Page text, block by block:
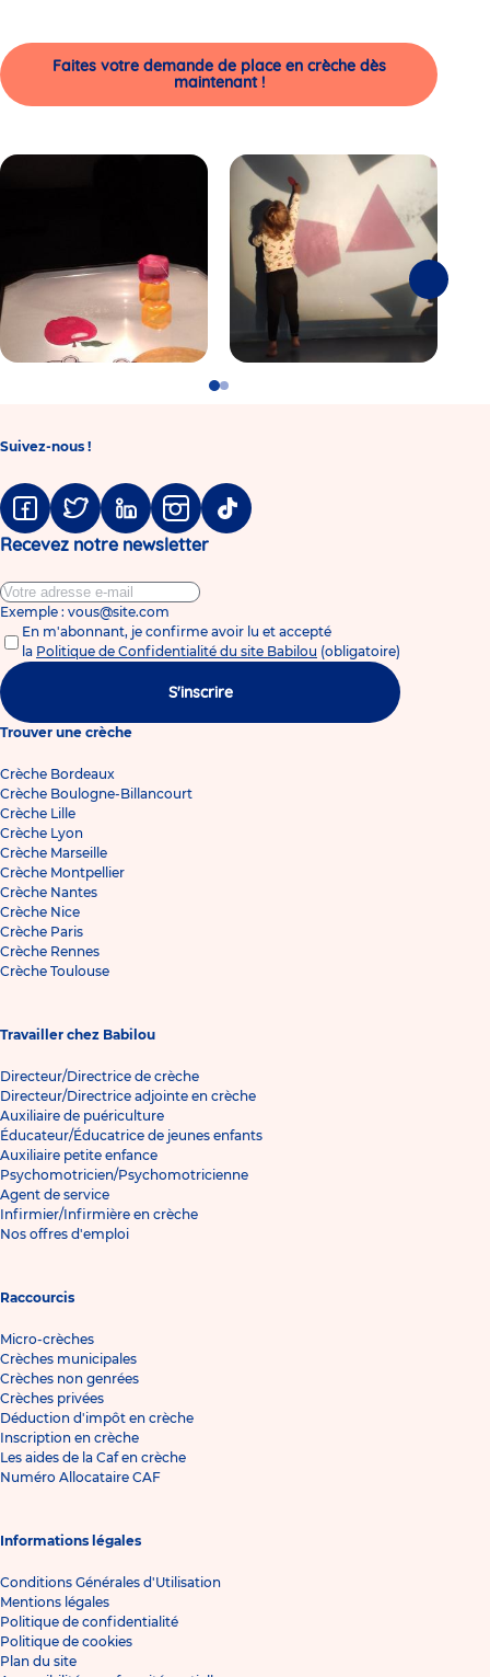
Faites votre demande de place en crèche dès
maintenant !
GoGo
Suivez-nous !
FacebookTwitter LinkedinInstagramTiktok
Recevez notre newsletter
Exemple : vous@site.com
En m'abonnant, je confirme avoir lu et accepté
la Politique de Confidentialité du site Babilou (obligatoire)
S'inscrire
Trouver une crèche
Crèche Bordeaux
Crèche Boulogne-Billancourt
Crèche Lille
Crèche Lyon
Crèche Marseille
Crèche Montpellier
Crèche Nantes
Crèche Nice
Crèche Paris
Crèche Rennes
Crèche Toulouse
Travailler chez Babilou
Directeur/Directrice de crèche
Directeur/Directrice adjointe en crèche
Auxiliaire de puériculture
Éducateur/Éducatrice de jeunes enfants
Auxiliaire petite enfance
Psychomotricien/Psychomotricienne
Agent de service
Infirmier/Infirmière en crèche
Nos offres d'emploi
Raccourcis
Micro-crèches
Crèches municipales
Crèches non genrées
Crèches privées
Déduction d'impôt en crèche
Inscription en crèche
Les aides de la Caf en crèche
Numéro Allocataire CAF
Informations légales
Conditions Générales d'Utilisation
Mentions légales
Politique de confidentialité
Politique de cookies
Plan du site